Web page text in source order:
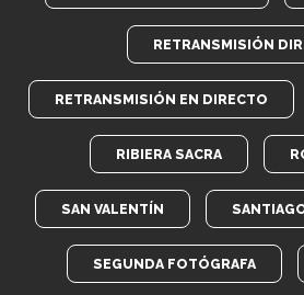
RETRANSMISIÓN
RETRANSMISIÓN EN DIRECTO
RIBIERA SACRA
SAN VALENTÍN
SEGUNDA FOTÓGRAFA